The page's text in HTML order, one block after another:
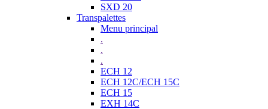
SXD 20
Transpalettes
Menu principal
.
.
.
ECH 12
ECH 12C/ECH 15C
ECH 15
EXH 14C